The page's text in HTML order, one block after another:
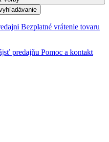
Bezplatné vrátenie tovaru
predajňu Pomoc a kontakt